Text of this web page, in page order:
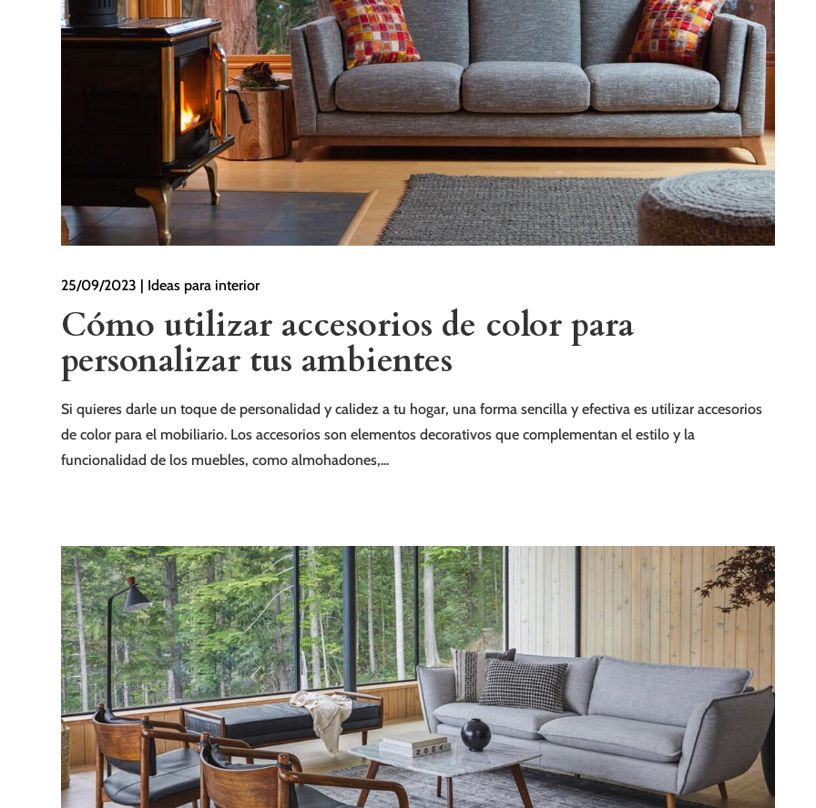
Cómo utilizar accesorios de color para
personalizar tus ambientes
25/09/2023 | Ideas para interior
Si quieres darle un toque de personalidad y calidez a tu hogar, una forma sencilla y efectiva es utilizar accesorios
de color para el mobiliario. Los accesorios son elementos decorativos que complementan el estilo y la
funcionalidad de los muebles, como almohadones,...